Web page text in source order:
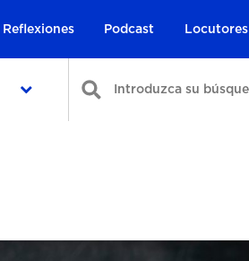
Reflexiones Podcast Locutores